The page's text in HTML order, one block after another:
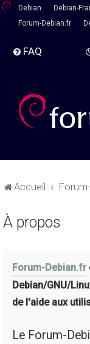
Debian Debian-
Forum-Debian.fr
FAQ
Accueil
À propos
Forum-Debian.fr
Debian/GNU/
de l'aide aux
Le Forum-